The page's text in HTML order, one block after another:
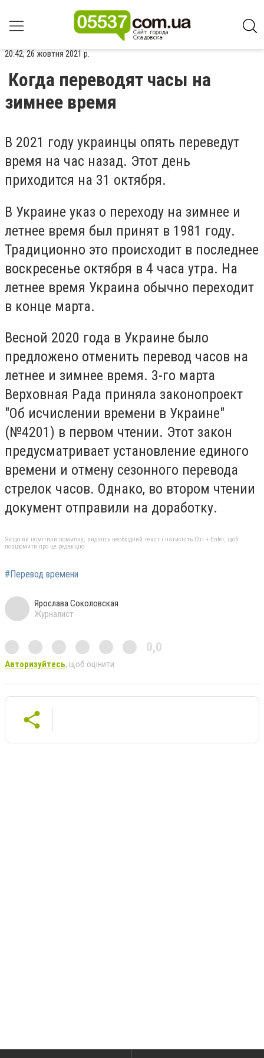
20:42, 26 жовтня 2021 р.
Когда переводят часы на
зимнее время
В 2021 году украинцы опять переведут
время на час назад. Этот день
приходится на 31 октября.
В Украине указ о переходу на зимнее и
летнее время был принят в 1981 году.
Традиционно это происходит в последнее
воскресенье октября в 4 часа утра. На
летнее время Украина обычно переходит
в конце марта.
Весной 2020 года в Украине было
предложено отменить перевод часов на
летнее и зимнее время. 3-го марта
Верховная Рада приняла законопроект
"Об исчислении времени в Украине"
(№4201) в первом чтении. Этот закон
предусматривает установление единого
времени и отмену сезонного перевода
стрелок часов. Однако, во втором чтении
документ отправили на доработку.
Якщо ви помітили помилку, виділіть необхідний текст і натисніть Ctrl + Enter, щоб
повідомити про це редакцію
#Перевод времени
Ярослава Соколовская
Журналист
0,0
Авторизуйтесь, щоб оцінити